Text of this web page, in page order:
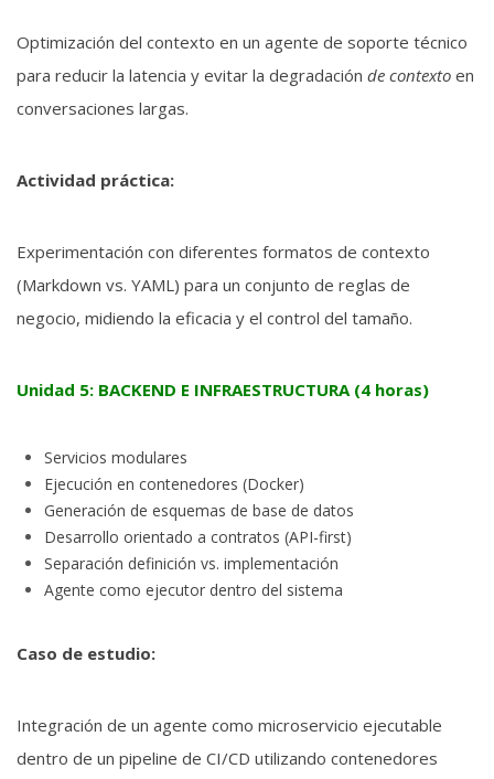
Optimización del contexto en un agente de soporte técnico
para reducir la latencia y evitar la degradación de contexto en
conversaciones largas.
Actividad práctica:
Experimentación con diferentes formatos de contexto
(Markdown vs. YAML) para un conjunto de reglas de
negocio, midiendo la eficacia y el control del tamaño.
Unidad 5: BACKEND E INFRAESTRUCTURA (4 horas)
Servicios modulares
Ejecución en contenedores (Docker)
Generación de esquemas de base de datos
Desarrollo orientado a contratos (API-first)
Separación definición vs. implementación
Agente como ejecutor dentro del sistema
Caso de estudio:
Integración de un agente como microservicio ejecutable
dentro de un pipeline de CI/CD utilizando contenedores